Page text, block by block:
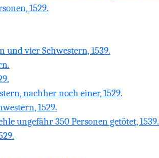
1529.
und vier Schwestern, 1539.
nachher noch einer, 1529.
1529.
ungefähr 350 Personen getötet, 1539.